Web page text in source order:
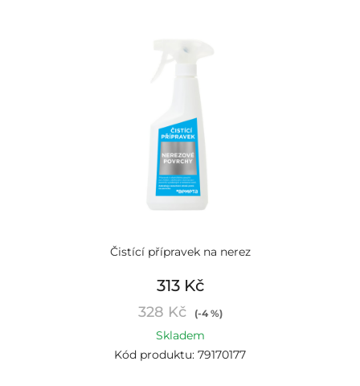
Čistící přípravek na nerez
313 Kč
328 Kč (-4 %)
Skladem
Kód produktu: 79170177